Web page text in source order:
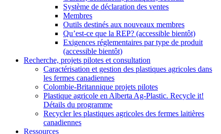
Système de déclaration des ventes
Membres
Outils destinés aux nouveaux membres
Qu’est-ce que la REP? (accessible bientôt)
Exigences réglementaires par type de produit
(accessible bientôt)
Recherche, projets pilotes et consultation
Caractérisation et gestion des plastiques agricoles dans
les fermes canadiennes
Colombie-Britannique projets pilotes
Plastique agricole en Alberta Ag-Plastic. Recycle it!
Détails du programme
Recycler les plastiques agricoles des fermes laitières
canadiennes
Ressources